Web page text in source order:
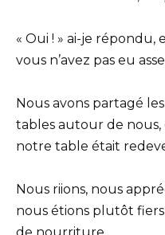
« Oui ! » ai-je répondu,
vous n’avez pas eu
Nous avons partagé
tables autour de nous,
notre table était
Nous riions, nous
nous étions plutôt